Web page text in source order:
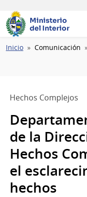
Ministerio
del Interior
Ruta
Inicio Comunicación
Hechos Complejos
de la
Hechos
el
hechos